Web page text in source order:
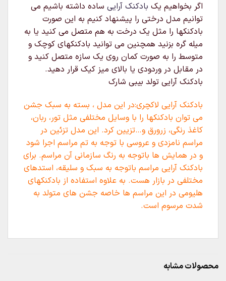
اگر بخواهیم یک بادکنک آرایی ساده داشته باشیم می
توانیم مدل درختی را پیشنهاد کنیم به این صورت
بادکنکها را مثل یک درخت به هم متصل می کنید یا به
میله گره بزنید همچنین می توانید بادکنکهای کوچک و
متوسط را به صورت کمان روی یک سازه متصل کنید و
در مقابل در وردودی یا بالای میز کیک قرار دهید.
بادکنک آرایی تولد بیبی شارک
بادکنک آرایی لاکچری:در این مدل ، بسته به سبک جشن
می توان بادکنکها را با وسایل مختلفی مثل تور، ربان،
کاغذ رنگی، زرورق و…تزیین کرد. این مدل تزئین در
مراسم نامزدی و عروسی با توجه به تم مراسم اجرا شود
و در همایش ها باتوجه به رنگ سازمانی آن مراسم. برای
بادکنک آرایی مراسم باتوجه به سبک و سلیقه، استدهای
مختلفی در بازار هست. به علاوه استفاده از بادکنکهای
هلیومی در این مراسم ها خاصه جشن های متولد به
شدت مرسوم است.
محصولات مشابه